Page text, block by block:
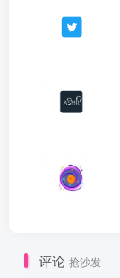
评论 抢沙发